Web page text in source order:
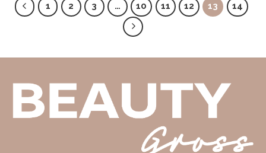
1 2 3 … 10 11 12 13 14